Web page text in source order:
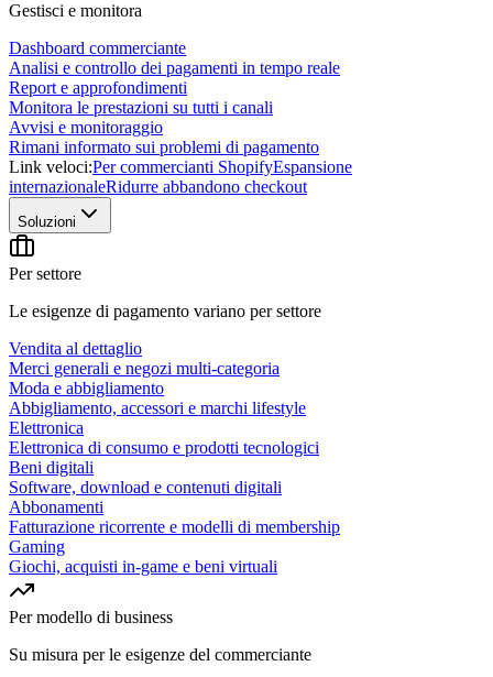
Gestisci e monitora
Dashboard commerciante
Analisi e controllo dei pagamenti in tempo reale
Report e approfondimenti
Monitora le prestazioni su tutti i canali
Avvisi e monitoraggio
Rimani informato sui problemi di pagamento
Link veloci:Per commercianti ShopifyEspansione
internazionaleRidurre abbandono checkout
Soluzioni
Per settore
Le esigenze di pagamento variano per settore
Vendita al dettaglio
Merci generali e negozi multi-categoria
Moda e abbigliamento
Abbigliamento, accessori e marchi lifestyle
Elettronica
Elettronica di consumo e prodotti tecnologici
Beni digitali
Software, download e contenuti digitali
Abbonamenti
Fatturazione ricorrente e modelli di membership
Gaming
Giochi, acquisti in-game e beni virtuali
Per modello di business
Su misura per le esigenze del commerciante